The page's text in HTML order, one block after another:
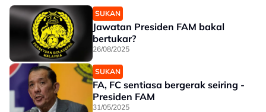
SUKAN
Jawatan Presiden FAM bakal
bertukar?
26/08/2025
SUKAN
FA, FC sentiasa bergerak seiring -
Presiden FAM
31/05/2025